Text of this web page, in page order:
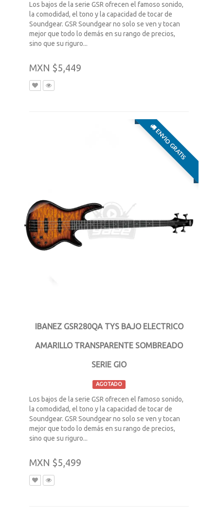
Los bajos de la serie GSR ofrecen el famoso sonido,
la comodidad, el tono y la capacidad de tocar de
Soundgear. GSR Soundgear no solo se ven y tocan
mejor que todo lo demás en su rango de precios,
sino que su riguro...
MXN $5,449
ENVIO GRATIS
IBANEZ GSR280QA TYS BAJO ELECTRICO
AMARILLO TRANSPARENTE SOMBREADO
SERIE GIO
AGOTADO
Los bajos de la serie GSR ofrecen el famoso sonido,
la comodidad, el tono y la capacidad de tocar de
Soundgear. GSR Soundgear no solo se ven y tocan
mejor que todo lo demás en su rango de precios,
sino que su riguro...
MXN $5,499